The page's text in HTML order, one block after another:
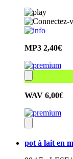
MP3 2,40€
WAV 6,00€
pot à lait en